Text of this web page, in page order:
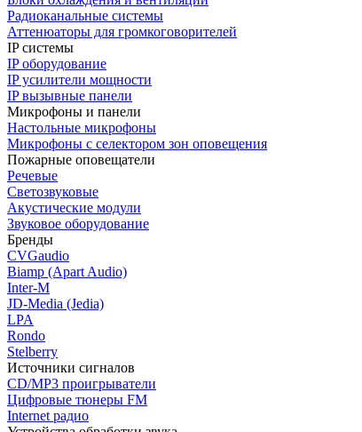
Радиоканальные системы
Аттенюаторы для громкоговорителей
IP системы
IP оборудование
IP усилители мощности
IP вызывные панели
Микрофоны и панели
Настольные микрофоны
Микрофоны с селектором зон оповещения
Пожарные оповещатели
Речевые
Светозвуковые
Акустические модули
Звуковое оборудование
Бренды
CVGaudio
Biamp (Apart Audio)
Inter-M
JD-Media (Jedia)
LPA
Rondo
Stelberry
Источники сигналов
CD/MP3 проигрыватели
Цифровые тюнеры FM
Internet радио